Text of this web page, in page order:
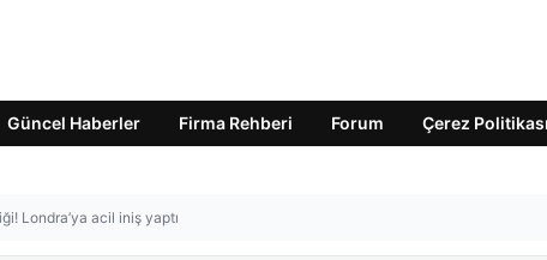
Güncel Haberler Firma Rehberi Forum Çerez Politikası
Londra’ya acil iniş yaptı